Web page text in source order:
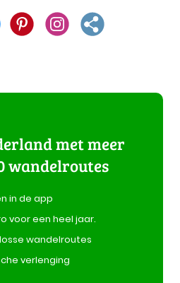
met meer
wandelroutes
in de app
voor een heel jaar.
wandelroutes
verlenging